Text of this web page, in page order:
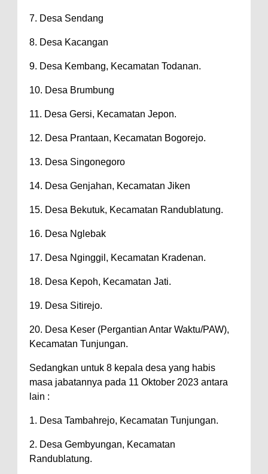
7. Desa Sendang
8. Desa Kacangan
9. Desa Kembang, Kecamatan Todanan.
10. Desa Brumbung
11. Desa Gersi, Kecamatan Jepon.
12. Desa Prantaan, Kecamatan Bogorejo.
13. Desa Singonegoro
14. Desa Genjahan, Kecamatan Jiken
15. Desa Bekutuk, Kecamatan Randublatung.
16. Desa Nglebak
17. Desa Nginggil, Kecamatan Kradenan.
18. Desa Kepoh, Kecamatan Jati.
19. Desa Sitirejo.
20. Desa Keser (Pergantian Antar Waktu/PAW),
Kecamatan Tunjungan.
Sedangkan untuk 8 kepala desa yang habis
masa jabatannya pada 11 Oktober 2023 antara
lain :
1. Desa Tambahrejo, Kecamatan Tunjungan.
2. Desa Gembyungan, Kecamatan
Randublatung.